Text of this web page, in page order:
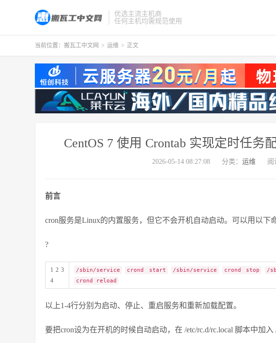
优选主流主机商
任何主机均需规范使用
当前位置： 搬瓦工中文网 > 运维 > 正文
CentOS 7 使用 Crontab 实现定时任务
2026-05-14 08:27:08 分类： 运维 阅
前言
cron服务是Linux的内置服务，但它不会开机自动启动。可以用以下
?
1 2 3
4
/sbin/service crond start /sbin/service crond stop /
crond reload
以上1-4行分别为启动、停止、重启服务和重新加载配置。
要把cron设为在开机的时候自动启动，在 /etc/rc.d/rc.local 脚本中加入